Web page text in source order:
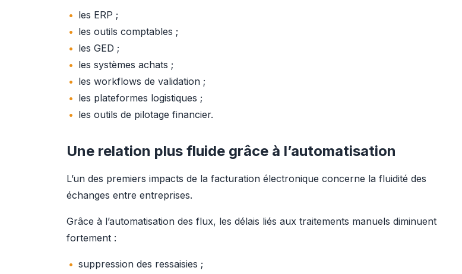
les ERP ;
les outils comptables ;
les GED ;
les systèmes achats ;
les workflows de validation ;
les plateformes logistiques ;
les outils de pilotage financier.
Une relation plus fluide grâce à l’automatisation
L’un des premiers impacts de la facturation électronique concerne la fluidité des
échanges entre entreprises.
Grâce à l’automatisation des flux, les délais liés aux traitements manuels diminuent
fortement :
suppression des ressaisies ;